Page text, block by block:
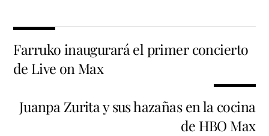
Farruko inaugurará el primer concierto
de Live on Max
Juanpa Zurita y sus hazañas en la cocina
de HBO Max